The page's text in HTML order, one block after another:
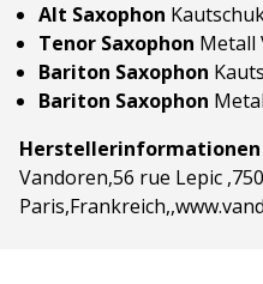
Alt Saxophon
Tenor Saxophon Metall
Bariton Saxophon
Bariton Saxophon
Herstellerinformationen
Vandoren,56 rue Lepic